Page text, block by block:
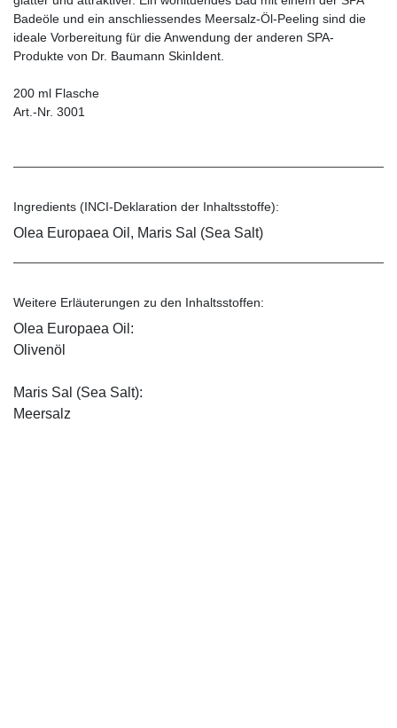
Badeöle und ein anschliessendes Meersalz-Öl-Peeling sind die
ideale Vorbereitung für die Anwendung der anderen SPA-
Produkte von Dr. Baumann SkinIdent.
200 ml Flasche
Art.-Nr. 3001
Ingredients (INCI-Deklaration der Inhaltsstoffe):
Olea Europaea Oil, Maris Sal (Sea Salt)
Weitere Erläuterungen zu den Inhaltsstoffen:
Olea Europaea Oil:
Olivenöl
Maris Sal (Sea Salt):
Meersalz